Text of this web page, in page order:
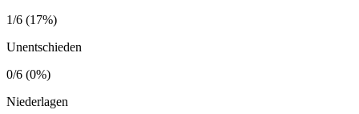
1/6 (17%)
Unentschieden
0/6 (0%)
Niederlagen